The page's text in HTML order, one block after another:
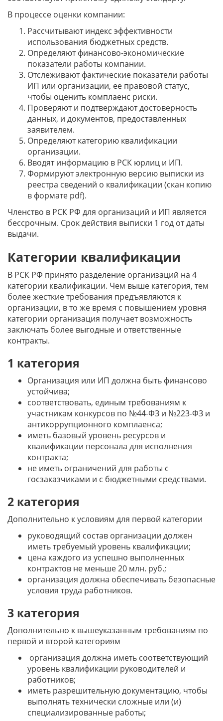
В процессе оценки компании:
Рассчитывают индекс эффективности
использования бюджетных средств.
Определяют финансово-экономические
показатели работы компании.
Отслеживают фактические показатели работы
ИП или организации, ее правовой статус,
чтобы оценить комплаенс риски.
Проверяют и подтверждают достоверность
данных, и документов, предоставленных
заявителем.
Определяют категорию квалификации
организации.
Вводят информацию в РСК юрлиц и ИП.
Формируют электронную версию выписки из
реестра сведений о квалификации (скан копию
в формате pdf).
Членство в РСК РФ для организаций и ИП является
бессрочным. Срок действия выписки 1 год от даты
выдачи.
Категории квалификации
В РСК РФ принято разделение организаций на 4
категории квалификации. Чем выше категория, тем
более жесткие требования предъявляются к
организации, в то же время с повышением уровня
категории организация получает возможность
заключать более выгодные и ответственные
контракты.
1 категория
Организация или ИП должна быть финансово
устойчива;
соответствовать, единым требованиям к
участникам конкурсов по №44-ФЗ и №223-ФЗ и
антикоррупционного комплаенса;
иметь базовый уровень ресурсов и
квалификации персонала для исполнения
контракта;
не иметь ограничений для работы с
госзаказчиками и с бюджетными средствами.
2 категория
Дополнительно к условиям для первой категории
руководящий состав организации должен
иметь требуемый уровень квалификации;
цена каждого из успешно выполненных
контрактов не меньше 20 млн. руб.;
организация должна обеспечивать безопасные
условия труда работников.
3 категория
Дополнительно к вышеуказанным требованиям по
первой и второй категориям
организация должна иметь соответствующий
уровень квалификации руководителей и
работников;
иметь разрешительную документацию, чтобы
выполнять технически сложные или (и)
специализированные работы;